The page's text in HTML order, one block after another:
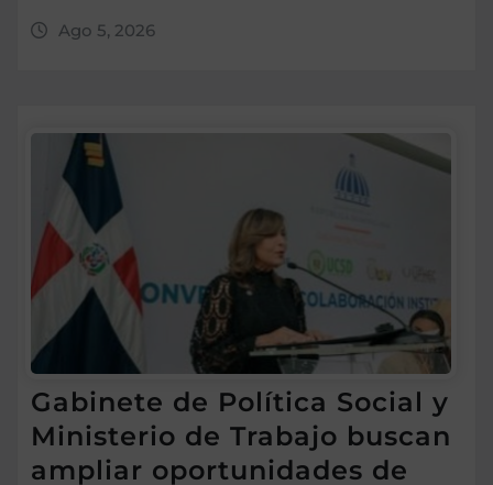
Ago 5, 2026
Gabinete de Política Social y
Ministerio de Trabajo buscan
ampliar oportunidades de